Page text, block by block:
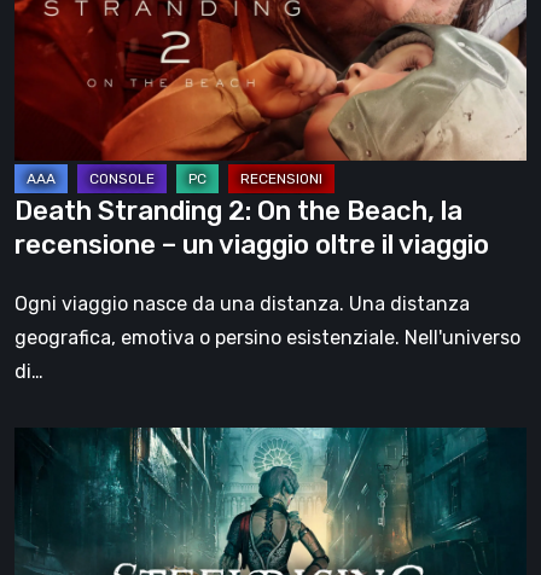
the
Beach,
recensione
–
un
viaggio
oltre
il
Death Stranding 2: On the Beach, la
recensione – un viaggio oltre il viaggio
Ogni viaggio nasce da una distanza. Una distanza
geografica, emotiva o persino esistenziale. Nell'universo
di…
Steelrising,
recensione:
rivoluzione